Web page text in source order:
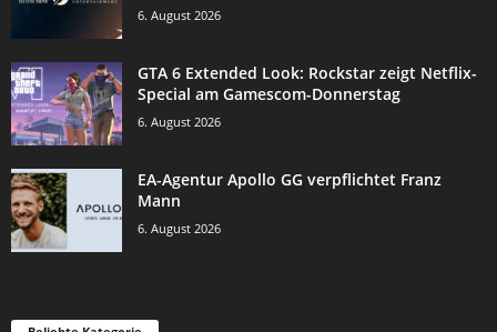
6. August 2026
GTA 6 Extended Look: Rockstar zeigt Netflix-
Special am Gamescom-Donnerstag
6. August 2026
EA-Agentur Apollo GG verpflichtet Franz
Mann
6. August 2026